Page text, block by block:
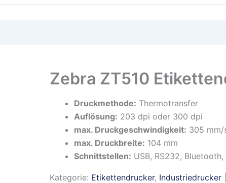
Zebra ZT510
Druckmethode: Thermotransfer
Auflösung: 203 dpi oder 300 dpi
max. Druckgeschwindigkeit: 305 mm/
max. Druckbreite: 104 mm
Schnittstellen: USB, RS232,
Kategorie: Etikettendrucker, Industriedrucker|